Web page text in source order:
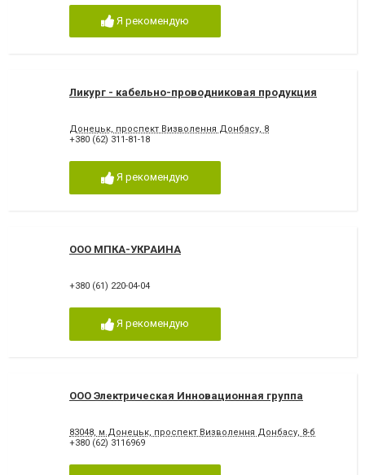
Я рекомендую
Ликург - кабельно-проводниковая продукция
Донецьк, проспект Визволення Донбасу, 8
+380 (62) 311-81-18
Я рекомендую
ООО МПКА-УКРАИНА
+380 (61) 220-04-04
Я рекомендую
ООО Электрическая Инновационная группа
83048, м.Донецьк, проспект Визволення Донбасу, 8-б
+380 (62) 3116969